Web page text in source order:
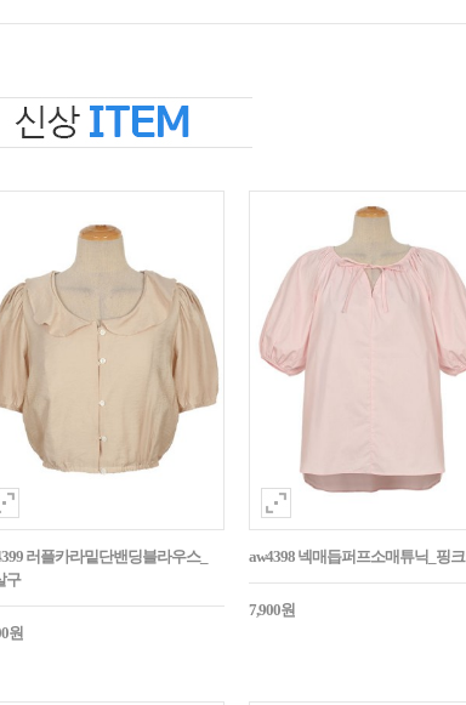
러플카라밑단밴딩블라우스_
구
원
aw4398 넥매듭퍼프소매튜닉_핑크
7,900원